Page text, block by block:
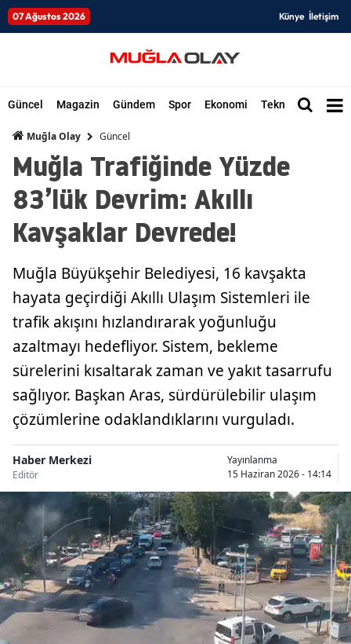
07 Ağustos 2026 Künye İletişim
Güncel Magazin Gündem Spor Ekonomi Teknoloji Dünya
Muğla Olay Güncel
Muğla Trafiğinde Yüzde
83’lük Devrim: Akıllı
Kavşaklar Devrede!
Muğla Büyükşehir Belediyesi, 16 kavşakta
hayata geçirdiği Akıllı Ulaşım Sistemleri ile
trafik akışını hızlandırarak yoğunluğu
azaltmayı hedefliyor. Sistem, bekleme
sürelerini kısaltarak zaman ve yakıt tasarrufu
sağlıyor. Başkan Aras, sürdürülebilir ulaşım
çözümlerine odaklandıklarını vurguladı.
Haber Merkezi
Editör
Yayınlanma
15 Haziran 2026 - 14:14